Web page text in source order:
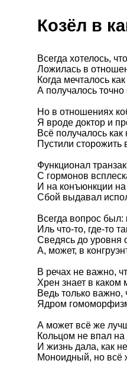
Козёл в
Всегда хотелось,
Ложилась в
Когда мечталось
А получалось точно
Но в отношениях
Я вроде доктор и
Всё получалось как
Пустили сторожить
Функционал
С гормонов
И на конъюнкции
Сбой выдавал
Всегда вопрос был:
Иль что-то, где-то
Сведясь до уровня
А, может, в
В речах не важно,
Хрен знает в каком
Ведь только важно,
Ядром
А может всё же
Кольцом не впал
И жизнь дала, как
Моноидный, но всё